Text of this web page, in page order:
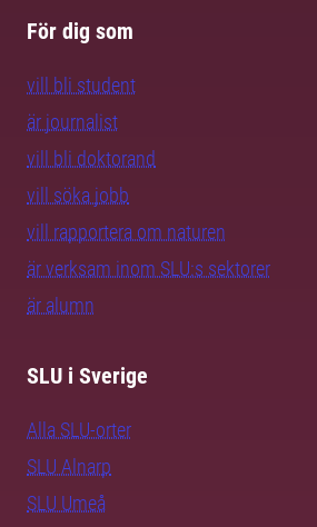
För dig som
vill bli student
är journalist
vill bli doktorand
vill söka jobb
vill rapportera om naturen
är verksam inom SLU:s sektorer
är alumn
SLU i Sverige
Alla SLU-orter
SLU Alnarp
SLU Umeå